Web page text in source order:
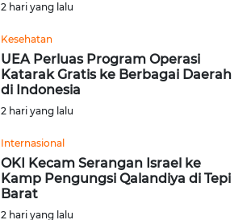
2 hari yang lalu
Kesehatan
UEA Perluas Program Operasi
Katarak Gratis ke Berbagai Daerah
di Indonesia
2 hari yang lalu
Internasional
OKI Kecam Serangan Israel ke
Kamp Pengungsi Qalandiya di Tepi
Barat
2 hari yang lalu